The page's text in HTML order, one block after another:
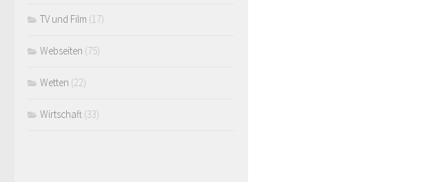
TV und Film (17)
Webseiten (75)
Wetten (22)
Wirtschaft (33)